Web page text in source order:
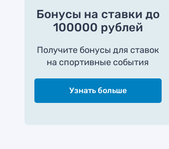
Бонусы на ставки до
100000 рублей
Получите бонусы для ставок
на спортивные события
Узнать больше